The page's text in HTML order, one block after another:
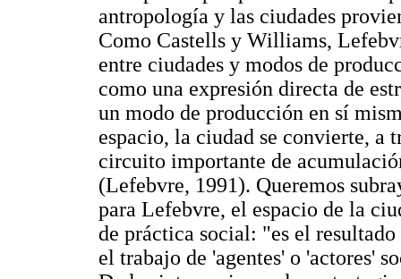
antropología y las ciudades
Como Castells y Williams,
entre ciudades y modos de
como una expresión directa de
un modo de producción en sí
espacio, la ciudad se convierte, a
circuito importante de
(Lefebvre, 1991). Queremos
para Lefebvre, el espacio de la
de práctica social: "es el
el trabajo de 'agentes' o 'actores'